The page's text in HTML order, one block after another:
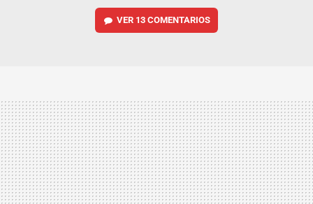
VER 13 COMENTARIOS